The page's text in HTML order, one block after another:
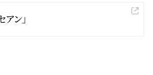
ン」